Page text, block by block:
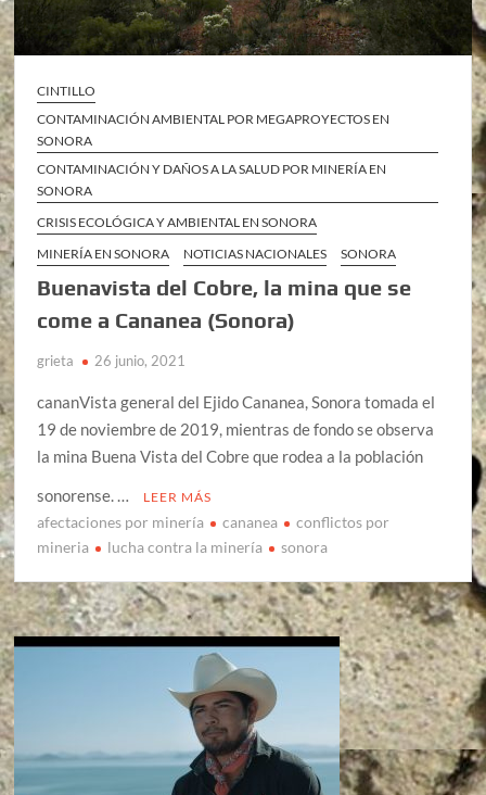
CINTILLO
CONTAMINACIÓN AMBIENTAL POR MEGAPROYECTOS EN
SONORA
CONTAMINACIÓN Y DAÑOS A LA SALUD POR MINERÍA EN
SONORA
CRISIS ECOLÓGICA Y AMBIENTAL EN SONORA
MINERÍA EN SONORA
NOTICIAS NACIONALES SONORA
Buenavista del Cobre, la mina que se
come a Cananea (Sonora)
grieta 26 junio, 2021
cananVista general del Ejido Cananea, Sonora tomada el
19 de noviembre de 2019, mientras de fondo se observa
la mina Buena Vista del Cobre que rodea a la población
sonorense. …
LEER MÁS
afectaciones por minería cananea
conflictos por
mineria
lucha contra la minería sonora